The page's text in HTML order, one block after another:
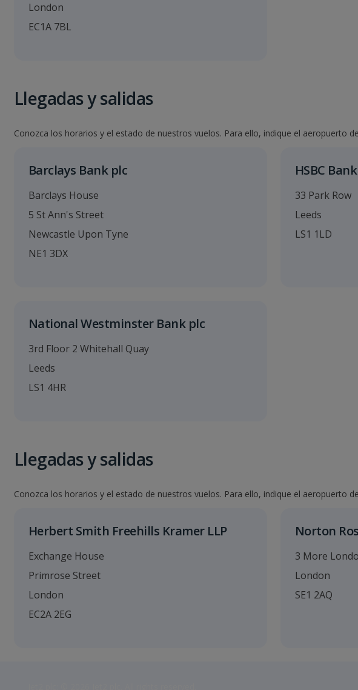
London
EC1A 7BL
Llegadas y salidas
Conozca los horarios y el estado de nuestros vuelos. Para ello, indique el aeropuerto
Barclays Bank plc
Barclays House
5 St Ann's Street
Newcastle Upon Tyne
NE1 3DX
HSBC
33 Park Row
Leeds
LS1 1LD
National Westminster Bank plc
3rd Floor 2 Whitehall Quay
Leeds
LS1 4HR
Llegadas y salidas
Conozca los horarios y el estado de nuestros vuelos. Para ello, indique el aeropuerto
Herbert Smith Freehills Kramer LLP
Exchange House
Primrose Street
London
EC2A 2EG
Norton
3 More
London
SE1 2AQ